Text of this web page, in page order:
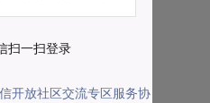
扫一扫登录
信开放社区交流专区服务协